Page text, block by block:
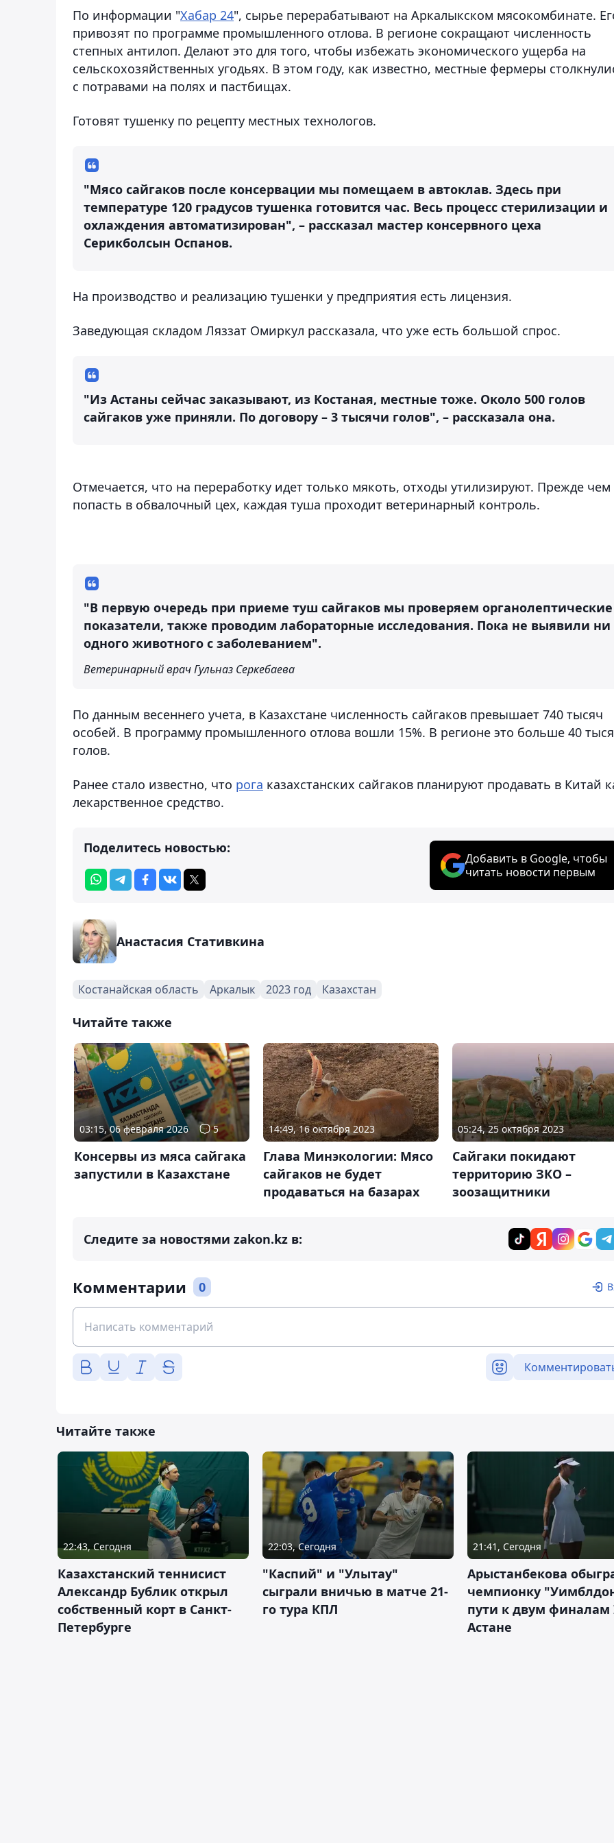
По информации "Хабар 24", сырье перерабатывают на Аркалыкском мясокомбинате.
привозят по программе промышленного отлова. В регионе сокращают численность
степных антилоп. Делают это для того, чтобы избежать экономического ущерба на
сельскохозяйственных угодьях. В этом году, как известно, местные фермеры
с потравами на полях и пастбищах.
Готовят тушенку по рецепту местных технологов.
"Мясо сайгаков после консервации мы помещаем в автоклав. Здесь при
температуре 120 градусов тушенка готовится час. Весь процесс стерилизации и
охлаждения автоматизирован", – рассказал мастер консервного цеха
Серикболсын Оспанов.
На производство и реализацию тушенки у предприятия есть лицензия.
Заведующая складом Ляззат Омиркул рассказала, что уже есть большой спрос.
"Из Астаны сейчас заказывают, из Костаная, местные тоже. Около 500 голов
сайгаков уже приняли. По договору – 3 тысячи голов", – рассказала она.
Отмечается, что на переработку идет только мякоть, отходы утилизируют. Прежде чем
попасть в обвалочный цех, каждая туша проходит ветеринарный контроль.
"В первую очередь при приеме туш сайгаков мы проверяем органолептические
показатели, также проводим лабораторные исследования. Пока не выявили ни
одного животного с заболеванием".
Ветеринарный врач Гульназ Серкебаева
По данным весеннего учета, в Казахстане численность сайгаков превышает 740 тысяч
особей. В программу промышленного отлова вошли 15%. В регионе это больше 40
голов.
Ранее стало известно, что рога казахстанских сайгаков планируют продавать в Китай
лекарственное средство.
Поделитесь новостью:
Добавить в Google, чтобы
читать новости первым
Анастасия Стативкина
Костанайская область Аркалык 2023 год Казахстан
Читайте также
03:15, 06 февраля 2026 5
Консервы из мяса сайгака
запустили в Казахстане
14:49, 16 октября 2023
Глава Минэкологии: Мясо
сайгаков не будет
продаваться на базарах
05:24, 25 октября 2023
Сайгаки покидают
территорию ЗКО –
зоозащитники
Следите за новостями zakon.kz в:
Комментарии 0
Читайте также
22:43, Сегодня
Казахстанский теннисист
Александр Бублик открыл
собственный корт в Санкт-
Петербурге
22:03, Сегодня
"Каспий" и "Улытау"
сыграли вничью в матче 21-
го тура КПЛ
21:41, Сегодня
Арыстанбекова
чемпионку
пути к двум финалам
Астане